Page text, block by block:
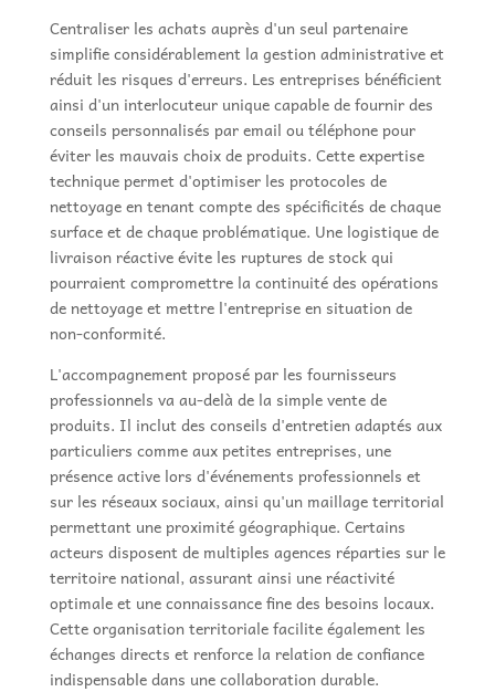
Centraliser les achats auprès d'un seul partenaire
simplifie considérablement la gestion administrative et
réduit les risques d'erreurs. Les entreprises bénéficient
ainsi d'un interlocuteur unique capable de fournir des
conseils personnalisés par email ou téléphone pour
éviter les mauvais choix de produits. Cette expertise
technique permet d'optimiser les protocoles de
nettoyage en tenant compte des spécificités de chaque
surface et de chaque problématique. Une logistique de
livraison réactive évite les ruptures de stock qui
pourraient compromettre la continuité des opérations
de nettoyage et mettre l'entreprise en situation de
non-conformité.
L'accompagnement proposé par les fournisseurs
professionnels va au-delà de la simple vente de
produits. Il inclut des conseils d'entretien adaptés aux
particuliers comme aux petites entreprises, une
présence active lors d'événements professionnels et
sur les réseaux sociaux, ainsi qu'un maillage territorial
permettant une proximité géographique. Certains
acteurs disposent de multiples agences réparties sur le
territoire national, assurant ainsi une réactivité
optimale et une connaissance fine des besoins locaux.
Cette organisation territoriale facilite également les
échanges directs et renforce la relation de confiance
indispensable dans une collaboration durable.